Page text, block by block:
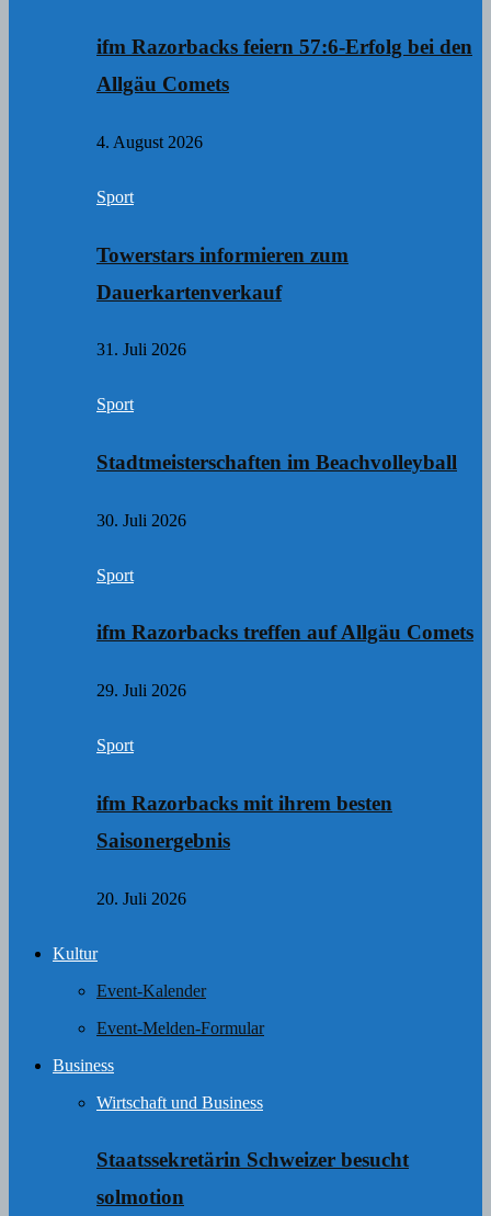
ifm Razorbacks feiern 57:6-Erfolg bei den
Allgäu Comets
4. August 2026
Sport
Towerstars informieren zum
Dauerkartenverkauf
31. Juli 2026
Sport
Stadtmeisterschaften im Beachvolleyball
30. Juli 2026
Sport
ifm Razorbacks treffen auf Allgäu Comets
29. Juli 2026
Sport
ifm Razorbacks mit ihrem besten
Saisonergebnis
20. Juli 2026
Kultur
Event-Kalender
Event-Melden-Formular
Business
Wirtschaft und Business
Staatssekretärin Schweizer besucht
solmotion